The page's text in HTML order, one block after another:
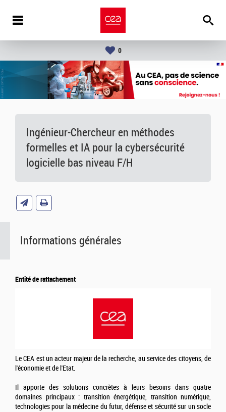
0
Ingénieur-Chercheur en méthodes
formelles et IA pour la cybersécurité
logicielle bas niveau F/H
Informations générales
Entité de rattachement
Le CEA est un acteur majeur de la recherche, au service des citoyens, de
l'économie et de l'Etat.
Il apporte des solutions concrètes à leurs besoins dans quatre
domaines principaux : transition énergétique, transition numérique,
technologies pour la médecine du futur, défense et sécurité sur un socle